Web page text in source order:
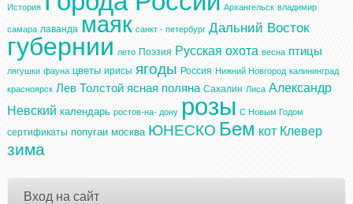
История Архангельск владимир
самара лаванда маяк санкт - петербург Дальний Восток
губернии лето Поэзия Русская охота весна птицы
лягушки фауна цветы ирисы ягоды Россия Нижний Новгород калининград
красноярск Лев Толстой ясная поляна Сахалин Лиса Александр
Невский календарь ростов-на- дону розы С Новым Годом
сертификаты попугаи москва ЮНЕСКО Бем кот Клевер
зима
Вход на сайт